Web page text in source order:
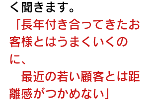
く聞きます。
「長年付き合ってきたお
客様とはうまくいくの
に、
最近の若い顧客とは距
離感がつかめない」